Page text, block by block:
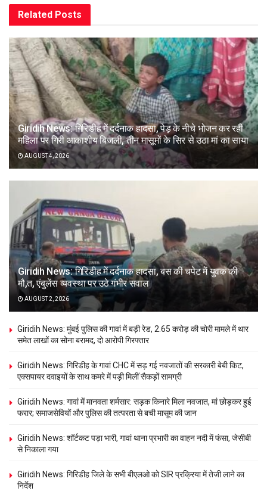
Related Posts
Giridih News: गिरिडीह में दर्दनाक हादसा, पेड़ के नीचे भोजन कर रही
महिला पर गिरी आकाशीय बिजली, तीन मासूमों के सिर से उठा मां का साया
AUGUST 4, 2026
Giridih News: गिरिडीह में दर्दनाक हादसा, बस की चपेट में युवक की
मौ,त, एंबुलेंस व्यवस्था पर उठे गंभीर सवाल
AUGUST 2, 2026
Giridih News: मुंबई पुलिस की गावां में बड़ी रेड, 2.65 करोड़ की चोरी मामले में थार
समेत लाखों का सोना बरामद, दो आरोपी गिरफ्तार
Giridih News: गिरिडीह के गावां CHC में सड़ गई नवजातों की सरकारी बेबी किट,
एक्सपायर दवाइयों के साथ कमरे में पड़ी मिलीं सैकड़ों सामग्री
Giridih News: गावां में मानवता शर्मसार: सड़क किनारे मिला नवजात, मां छोड़कर हुई
फरार; समाजसेवियों और पुलिस की तत्परता से बची मासूम की जान
Giridih News: शॉर्टकट पड़ा भारी, गावां थाना प्रभारी का वाहन नदी में फंसा, जेसीबी
से निकाला गया
Giridih News: गिरिडीह जिले के सभी बीएलओ को SIR प्रक्रिया में तेजी लाने का
निर्देश